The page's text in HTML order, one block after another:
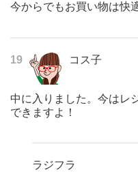
今からでもお買い物は快
19 コス子
中に入りました。今はレ
できますよ！
ラジフラ